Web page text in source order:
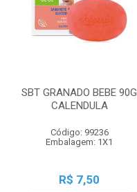
SBT GRANADO BEBE 90G
CALENDULA
Código: 99236
Embalagem: 1X1
R$ 7,50